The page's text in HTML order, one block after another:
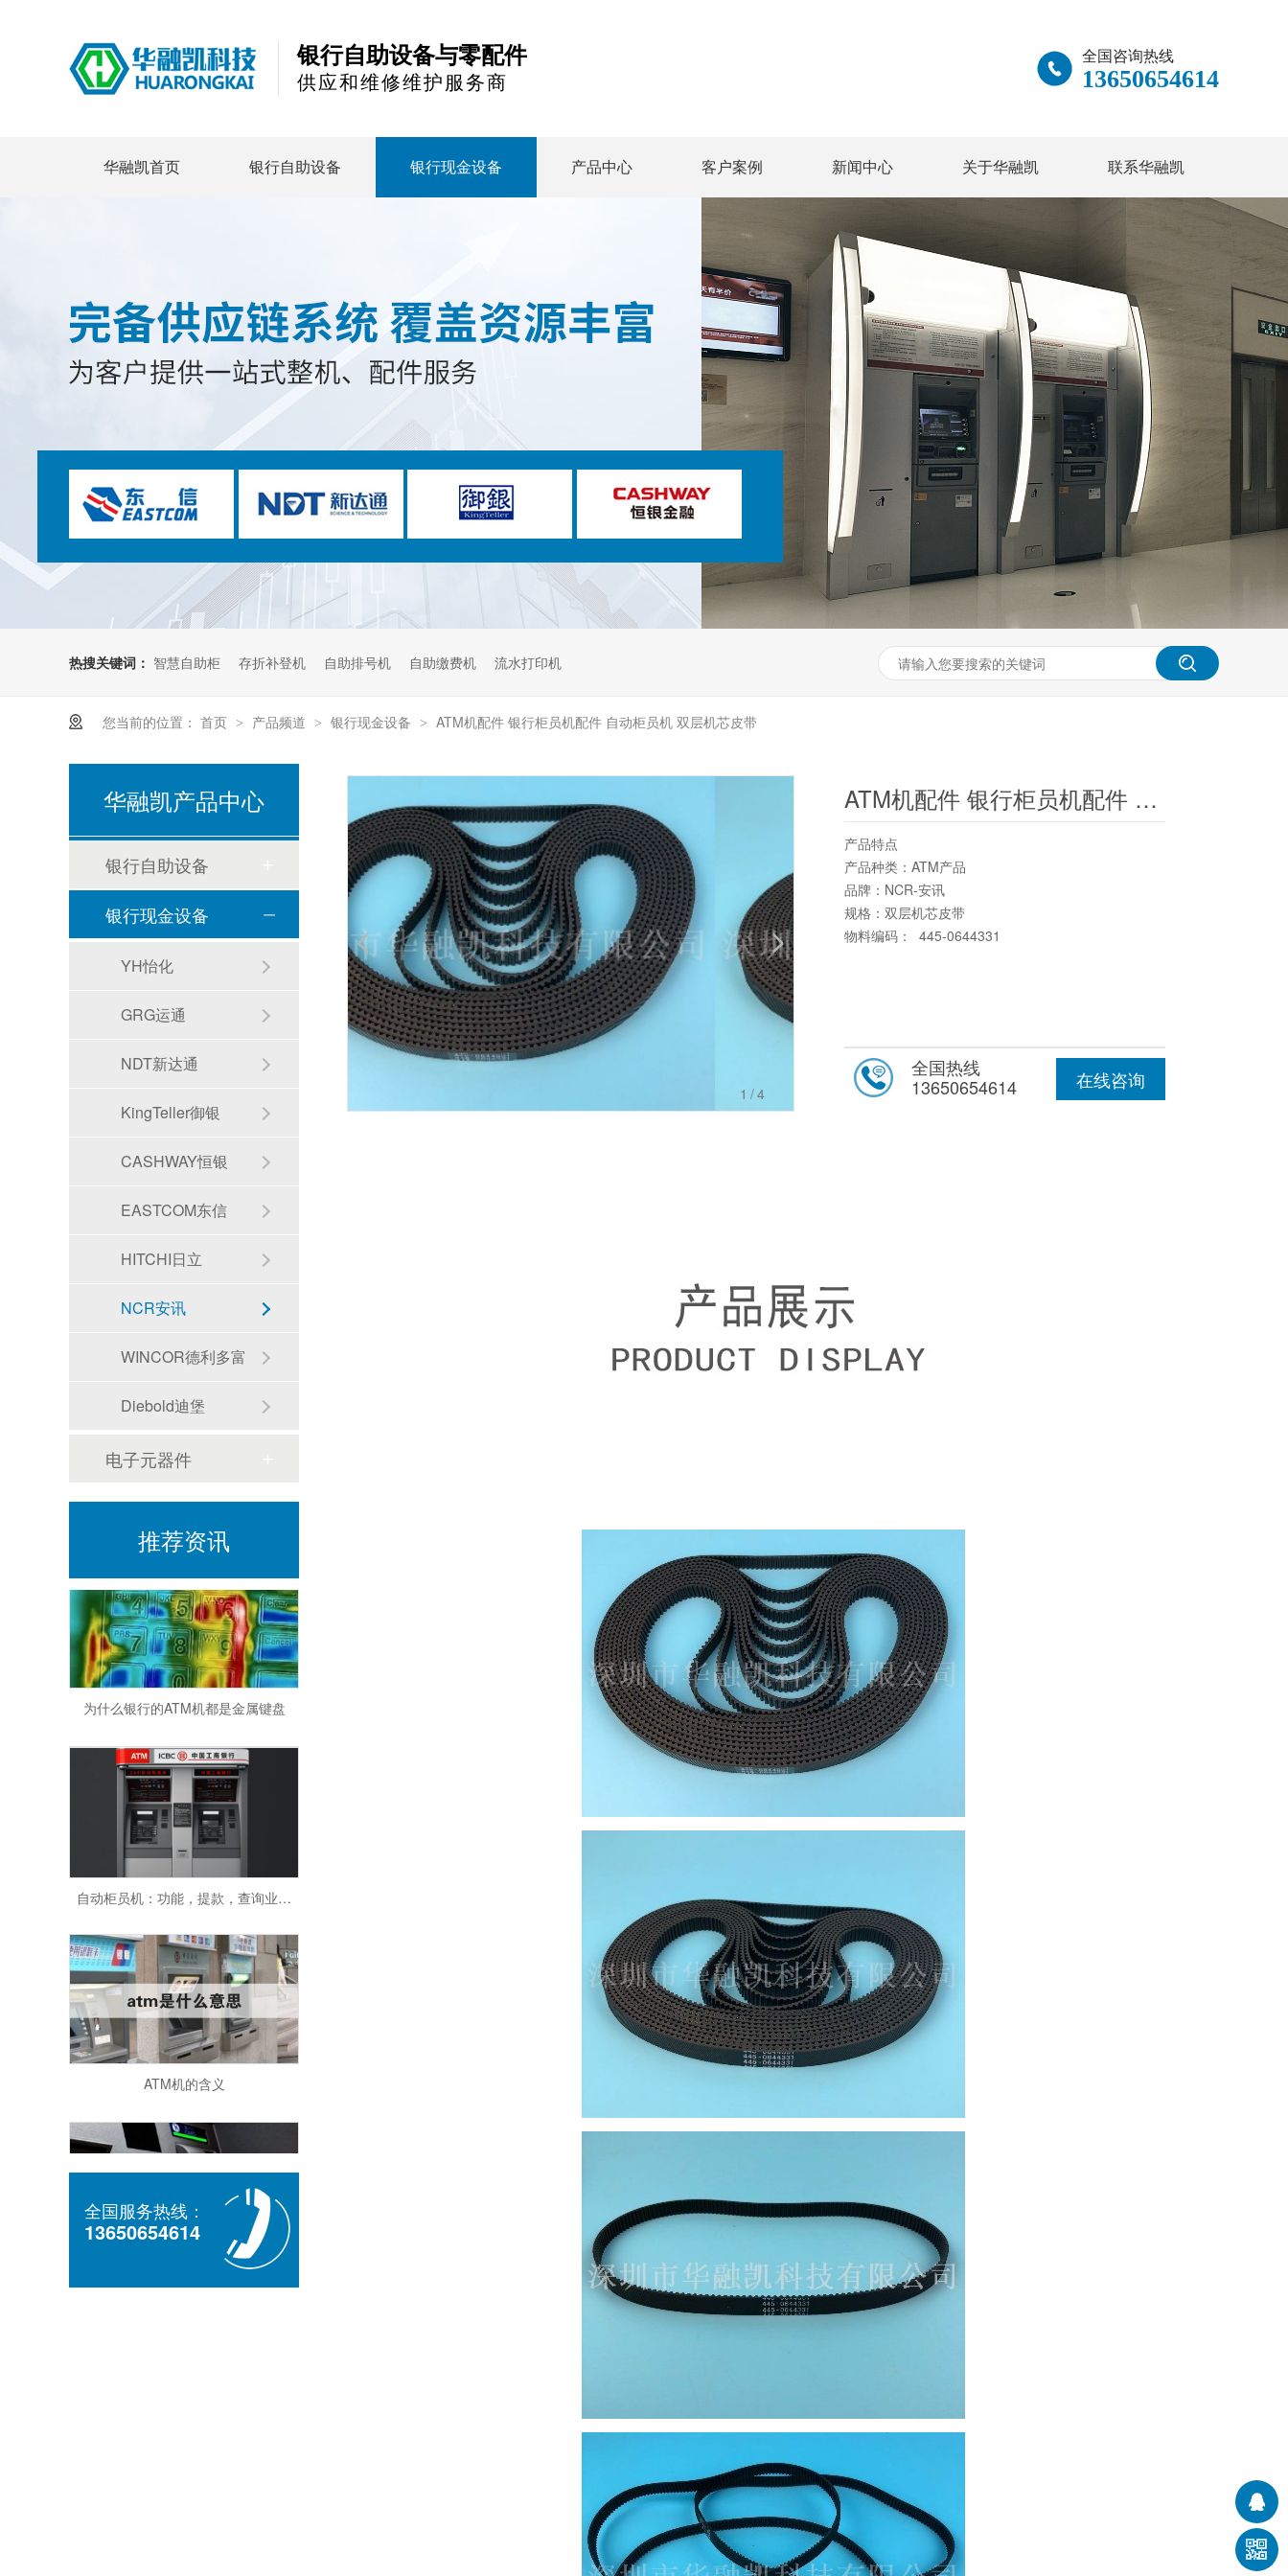
全国咨询热线
13650654614
银行自助设备与零配件
供应和维修维护服务商
华融凯首页 银行自助设备 银行现金设备 产品中心 客户案例 新闻中心 关于华融凯 联系华融凯
热搜关键词： 智慧自助柜 存折补登机 自助排号机 自助缴费机 流水打印机
您当前的位置： 首页 > 产品频道 > 银行现金设备 > ATM机配件 银行柜员机配件 自动柜员机 双层机芯皮带
1 /4
ATM机配件 银行柜员机配件 自动柜员机 双层机芯皮带
产品特点
产品种类：ATM产品
品牌：NCR-安讯
规格：双层机芯皮带
物料编码： 445-0644331
在线咨询
全国热线
13650654614
华融凯产品中心
银行自助设备
银行现金设备
YH怡化
GRG运通
NDT新达通
KingTeller御银
CASHWAY恒银
EASTCOM东信
HITCHI日立
NCR安讯
WINCOR德利多富
Diebold迪堡
电子元器件
推荐资讯
自动存取款机和ATM机有什么区别之处？
ATM机可以无卡存款吗
为什么银行的ATM机都是金属键盘
ATM机的含义
时代的进步银行ATM机的影响
全国服务热线：
13650654614